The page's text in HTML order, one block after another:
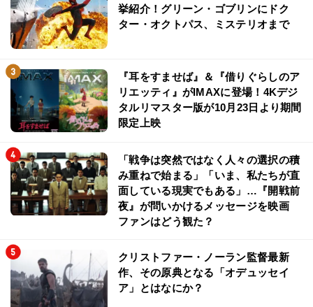
挙紹介！グリーン・ゴブリンにドク
ター・オクトパス、ミステリオまで
『耳をすませば』＆『借りぐらしのア
リエッティ』がIMAXに登場！4Kデジ
タルリマスター版が10月23日より期間
限定上映
「戦争は突然ではなく人々の選択の積
み重ねで始まる」「いま、私たちが直
面している現実でもある」…『開戦前
夜』が問いかけるメッセージを映画
ファンはどう観た？
クリストファー・ノーラン監督最新
作、その原典となる「オデュッセイ
ア」とはなにか？